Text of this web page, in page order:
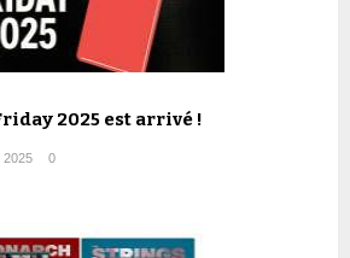
2025 est arrivé !
2025 0